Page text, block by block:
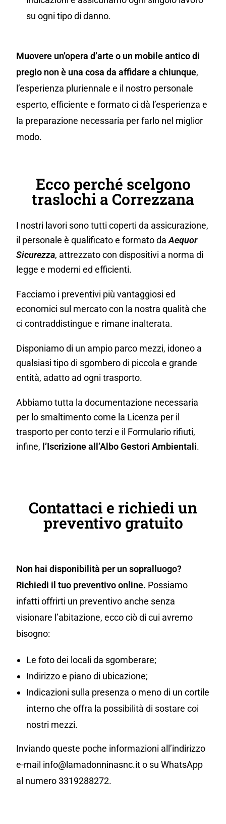
su ogni tipo di danno.
Muovere un’opera d’arte o un mobile antico di
pregio non è una cosa da affidare a chiunque,
l’esperienza pluriennale e il nostro personale
esperto, efficiente e formato ci dà l’esperienza e
la preparazione necessaria per farlo nel miglior
modo.
Ecco perché scelgono
traslochi a Correzzana
I nostri lavori sono tutti coperti da assicurazione,
il personale è qualificato e formato daAequor
Sicurezza, attrezzato con dispositivi a norma di
legge e moderni ed efficienti.
Facciamo i preventivi più vantaggiosi ed
economici sul mercato con la nostra qualità che
ci contraddistingue e rimane inalterata.
Disponiamo di un ampio parco mezzi, idoneo a
qualsiasi tipo di sgombero di piccola e grande
entità, adatto ad ogni trasporto.
Abbiamo tutta la documentazione necessaria
per lo smaltimento come la Licenza per il
trasporto per conto terzi e il Formulario rifiuti,
infine, l’Iscrizione all’Albo Gestori Ambientali.
Contattaci e richiedi un
preventivo gratuito
Non hai disponibilità per un sopralluogo?
Richiedi il tuo preventivo online. Possiamo
infatti offrirti un preventivo anche senza
visionare l’abitazione, ecco ciò di cui avremo
bisogno:
Le foto dei locali da sgomberare;
Indirizzo e piano di ubicazione;
Indicazioni sulla presenza o meno di un cortile
interno che offra la possibilità di sostare coi
nostri mezzi.
Inviando queste poche informazioni all’indirizzo
e-mail info@lamadonninasnc.it o su WhatsApp
al numero 3319288272.